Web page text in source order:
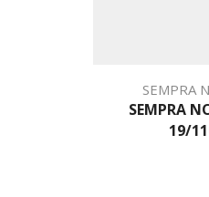
SEMPRA
SEMPRA
19/